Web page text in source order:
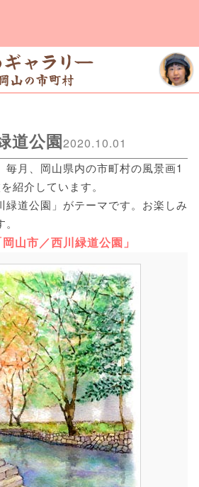
道公園2020.10.01
毎月、岡山県内の市町村の風景画1
紹介しています。
緑道公園」がテーマです。お楽しみ
山市／西川緑道公園」